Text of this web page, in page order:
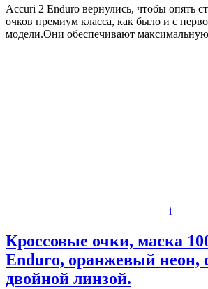
Accuri 2 Enduro вернулись, чтобы опять
очков премиум класса, как было и с
модели.Они обеспечивают
i
Кроссовые очки, маска
Enduro, оранжевый неон,
двойной линзой.